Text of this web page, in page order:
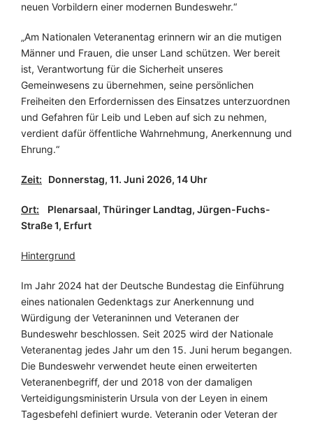
neuen Vorbildern einer modernen Bundeswehr.“
„Am Nationalen Veteranentag erinnern wir an die mutigen
Männer und Frauen, die unser Land schützen. Wer bereit
ist, Verantwortung für die Sicherheit unseres
Gemeinwesens zu übernehmen, seine persönlichen
Freiheiten den Erfordernissen des Einsatzes unterzuordnen
und Gefahren für Leib und Leben auf sich zu nehmen,
verdient dafür öffentliche Wahrnehmung, Anerkennung und
Ehrung.“
Zeit: Donnerstag, 11. Juni 2026, 14 Uhr
Ort: Plenarsaal, Thüringer Landtag, Jürgen-Fuchs-
Straße 1, Erfurt
Hintergrund
Im Jahr 2024 hat der Deutsche Bundestag die Einführung
eines nationalen Gedenktags zur Anerkennung und
Würdigung der Veteraninnen und Veteranen der
Bundeswehr beschlossen. Seit 2025 wird der Nationale
Veteranentag jedes Jahr um den 15. Juni herum begangen.
Die Bundeswehr verwendet heute einen erweiterten
Veteranenbegriff, der und 2018 von der damaligen
Verteidigungsministerin Ursula von der Leyen in einem
Tagesbefehl definiert wurde. Veteranin oder Veteran der